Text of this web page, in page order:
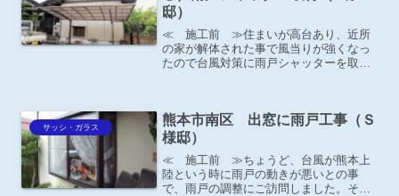
邸）
≪ 施工前 ≫住まいが高台あり、近所
の家が解体された事で風当りが強くなっ
たので台風対策に雨戸シャッターを取り
サッシ・ガラス
熊本市南区 出窓に雨戸工事（Ｓ
様邸）
≪ 施工前 ≫ちょうど、台風が熊本上
陸という時に雨戸の動きが悪いとの事
で、雨戸の調整にご訪問しました。その